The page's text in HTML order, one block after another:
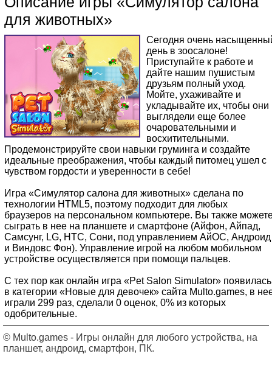
для животных»
Сегодня очень
день в зоосалоне!
Приступайте к работе и
дайте нашим пушистым
друзьям полный уход.
Мойте, ухаживайте и
укладывайте их, чтобы они
выглядели еще более
очаровательными и
восхитительными.
Продемонстрируйте свои навыки груминга и создайте
идеальные преображения, чтобы каждый питомец ушел с
чувством гордости и уверенности в себе!
Игра «Симулятор салона для животных» сделана по
технологии HTML5, поэтому подходит для любых
браузеров на персональном компьютере. Вы также
сыграть в нее на планшете и смартфоне (Айфон, Айпад,
Самсунг, LG, HTC, Сони, под управлением АйОС, Андроид
и Виндовс Фон). Управление игрой на любом мобильном
устройстве осуществляется при помощи пальцев.
С тех пор как онлайн игра «Pet Salon Simulator» появилась
в категории «Новые для девочек» сайта Multo.games, в
играли 299 раз, сделали 0 оценок, 0% из которых
одобрительные.
© Multo.games - Игры онлайн для любого устройства, на
планшет, андроид, смартфон, ПК.